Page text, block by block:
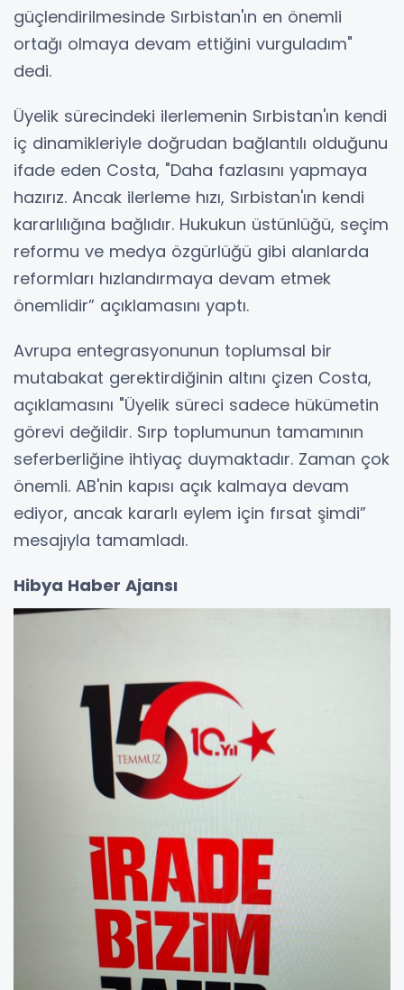
güçlendirilmesinde Sırbistan'ın en önemli
ortağı olmaya devam ettiğini vurguladım"
dedi.
Üyelik sürecindeki ilerlemenin Sırbistan'ın kendi
iç dinamikleriyle doğrudan bağlantılı olduğunu
ifade eden Costa, "Daha fazlasını yapmaya
hazırız. Ancak ilerleme hızı, Sırbistan'ın kendi
kararlılığına bağlıdır. Hukukun üstünlüğü, seçim
reformu ve medya özgürlüğü gibi alanlarda
reformları hızlandırmaya devam etmek
önemlidir” açıklamasını yaptı.
Avrupa entegrasyonunun toplumsal bir
mutabakat gerektirdiğinin altını çizen Costa,
açıklamasını "Üyelik süreci sadece hükümetin
görevi değildir. Sırp toplumunun tamamının
seferberliğine ihtiyaç duymaktadır. Zaman çok
önemli. AB'nin kapısı açık kalmaya devam
ediyor, ancak kararlı eylem için fırsat şimdi”
mesajıyla tamamladı.
Hibya Haber Ajansı